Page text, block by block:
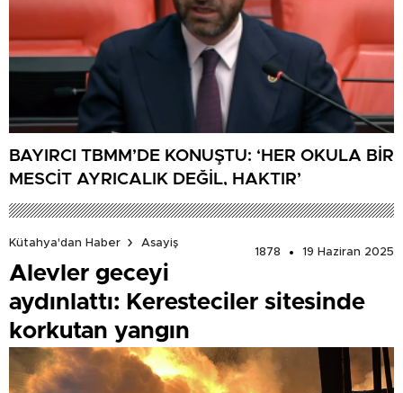
BAYIRCI TBMM’DE KONUŞTU: ‘HER OKULA BİR
MESCİT AYRICALIK DEĞİL, HAKTIR’
Kütahya'dan Haber
Asayiş
1878
19 Haziran 2025
Alevler geceyi
aydınlattı: Keresteciler sitesinde
korkutan yangın